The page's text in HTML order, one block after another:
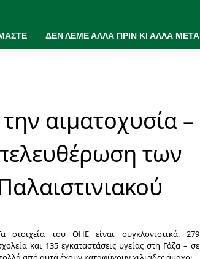
ΔΕΝ ΛΕΜΕ ΑΛΛΑ ΠΡΙΝ ΚΙ ΑΛΛΑ ΜΕΤΑ
αιματοχυσία –
των
στοιχεία του ΟΗΕ είναι συγκλονιστικά. 279
και 135 εγκαταστάσεις υγείας στη Γάζα – σε